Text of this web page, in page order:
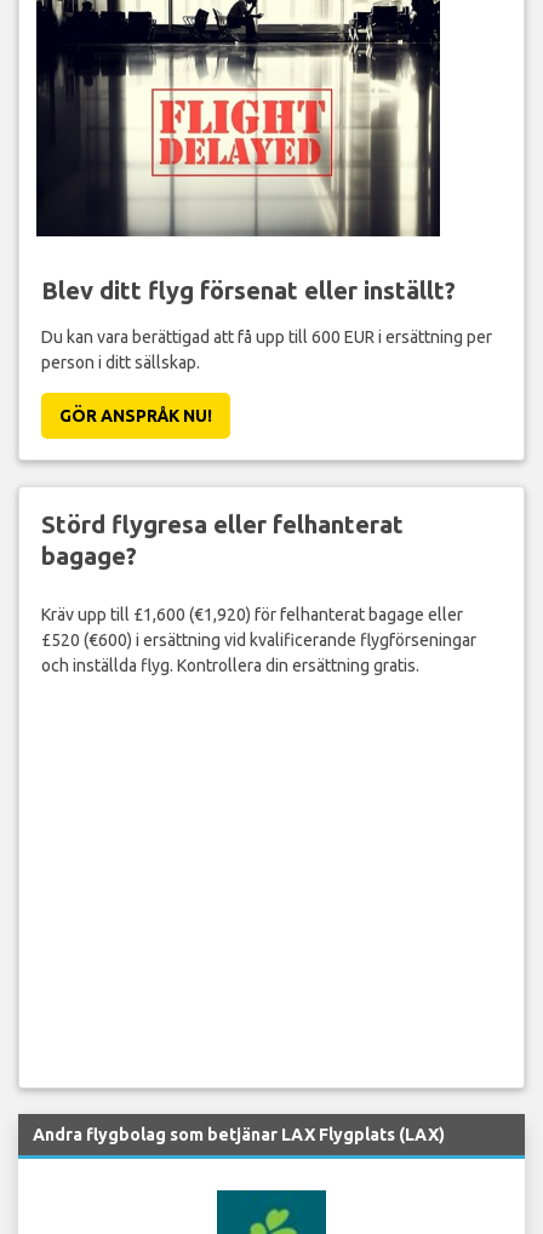
Blev ditt flyg försenat eller inställt?
Du kan vara berättigad att få upp till 600 EUR i ersättning per
person i ditt sällskap.
GÖR ANSPRÅK NU!
Störd flygresa eller felhanterat
bagage?
Kräv upp till £1,600 (€1,920) för felhanterat bagage eller
£520 (€600) i ersättning vid kvalificerande flygförseningar
och inställda flyg. Kontrollera din ersättning gratis.
Andra flygbolag som betjänar LAX Flygplats (LAX)